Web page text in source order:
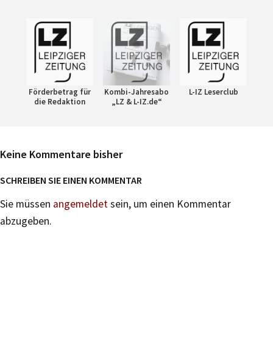
Förderbetrag für
die Redaktion
Kombi-Jahresabo
„LZ & L-IZ.de“
L-IZ Leserclub
Keine Kommentare bisher
SCHREIBEN SIE EINEN KOMMENTAR
Sie müssen angemeldetsein, um einen Kommentar
abzugeben.